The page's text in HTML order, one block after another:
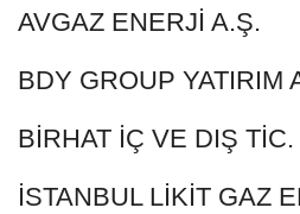
AVGAZ ENERJİ A.Ş.
BDY GROUP YATIRIM
BİRHAT İÇ VE DIŞ TİC.
İSTANBUL LİKİT GAZ